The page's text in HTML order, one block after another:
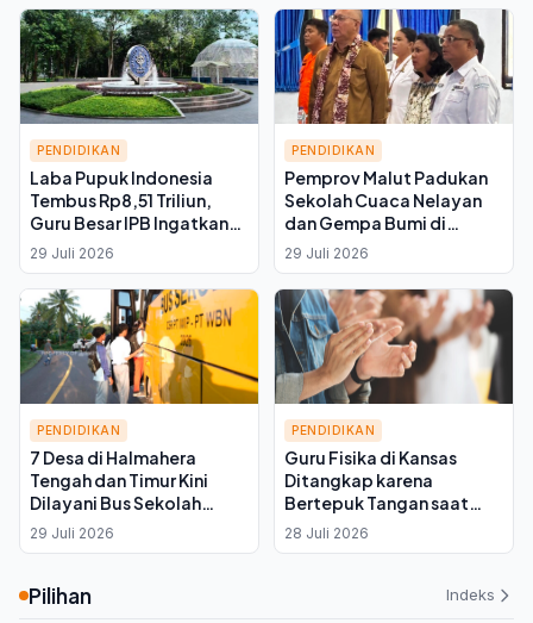
PENDIDIKAN
Laba Pupuk Indonesia
Tembus Rp8,51 Triliun,
Guru Besar IPB Ingatkan
Manfaat untuk Petani
29 Juli 2026
PENDIDIKAN
Pemprov Malut Padukan
Sekolah Cuaca Nelayan
dan Gempa Bumi di
Halbar, Perkuat Mitigasi
Bencana Berbasis
Kearifan Lokal
29 Juli 2026
PENDIDIKAN
7 Desa di Halmahera
Tengah dan Timur Kini
Dilayani Bus Sekolah
Gratis IWIP, Jarak Tempuh
Siswa Capai 12 Kilometer
29 Juli 2026
PENDIDIKAN
Guru Fisika di Kansas
Ditangkap karena
Bertepuk Tangan saat
Rapat Zonasi Data Center
28 Juli 2026
Pilihan Indeks